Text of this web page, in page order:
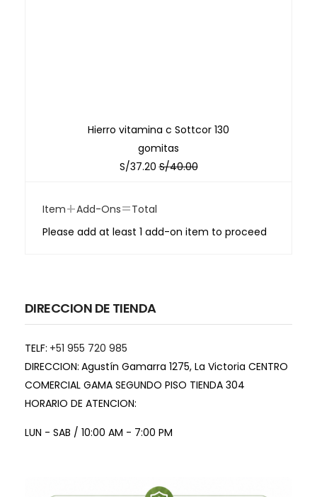
Hierro vitamina c Sottcor 130
gomitas
S/37.20 S/40.00
Item+Add-Ons=Total
Please add at least 1 add-on item to proceed
DIRECCION DE TIENDA
TELF: +51 955 720 985
DIRECCION: Agustín Gamarra 1275, La Victoria CENTRO
COMERCIAL GAMA SEGUNDO PISO TIENDA 304
HORARIO DE ATENCION:
LUN - SAB / 10:00 AM - 7:00 PM